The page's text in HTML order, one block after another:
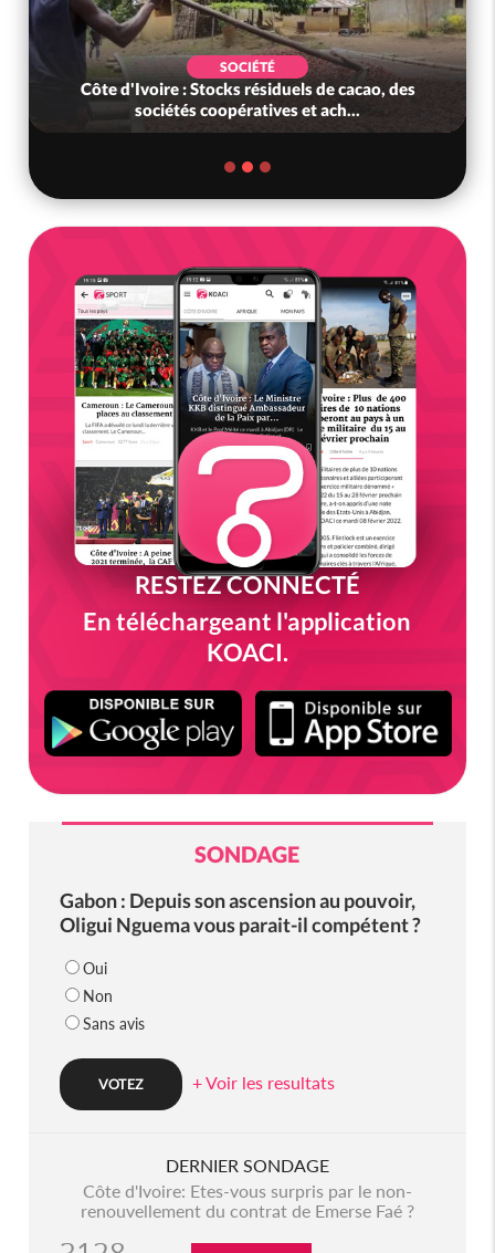
SOCIÉTÉ
Côte d'Ivoire : Stocks résiduels de cacao, des
sociétés coopératives et ach...
RESTEZ CONNECTÉ
En téléchargeant l'application
KOACI.
SONDAGE
Gabon : Depuis son ascension au pouvoir,
Oligui Nguema vous parait-il compétent ?
Oui
Non
Sans avis
+ Voir les resultats
DERNIER SONDAGE
Côte d'Ivoire: Etes-vous surpris par le non-
renouvellement du contrat de Emerse Faé ?